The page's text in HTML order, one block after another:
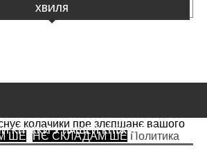
ХВИЛЯ
КНЇЖКИ У НАШЕЙ КНЇЖКАРНЇ
колачики пре злєпшанє вашого
ШЕ НЄ СКЛАДАМ ШЕ Политика